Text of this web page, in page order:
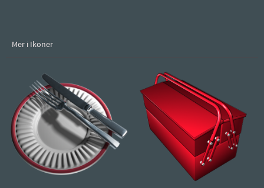
Mer i Ikoner